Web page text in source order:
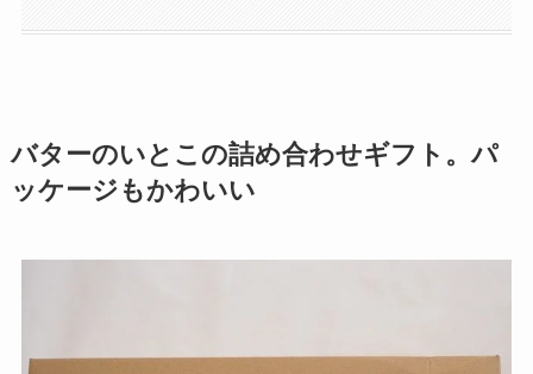
バターのいとこの詰め合わせギフト。パ
ッケージもかわいい